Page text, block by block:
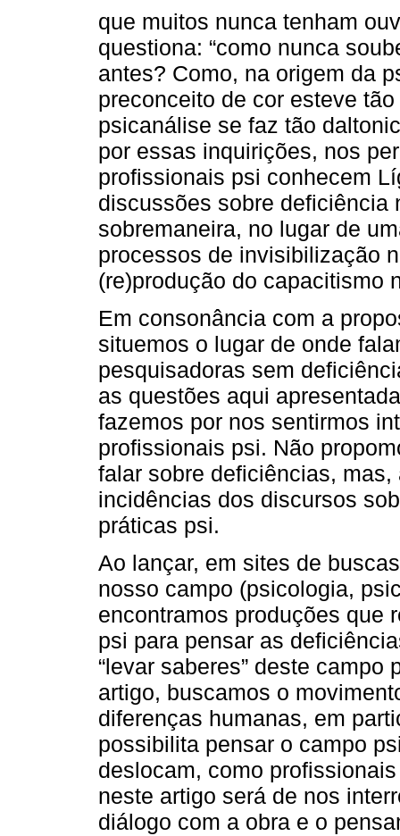
que muitos nunca tenham
questiona: “como nunca
antes? Como, na origem da
preconceito de cor esteve
psicanálise se faz tão
por essas inquirições, nos
profissionais psi conhecem
discussões sobre deficiência
sobremaneira, no lugar de
processos de invisibilização
(re)produção do capacitismo
Em consonância com a
situemos o lugar de onde
pesquisadoras sem
as questões aqui
fazemos por nos sentirmos
profissionais psi. Não
falar sobre deficiências,
incidências dos discursos
práticas psi.
Ao lançar, em sites de
nosso campo (psicologia,
encontramos produções que
psi para pensar as
“levar saberes” deste
artigo, buscamos o
diferenças humanas, em
possibilita pensar o campo
deslocam, como
neste artigo será de nos
diálogo com a obra e o